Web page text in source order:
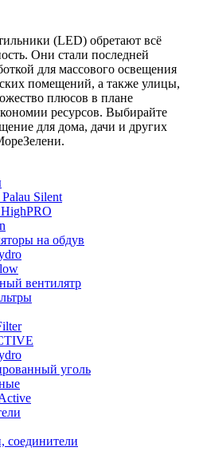
(LED) обретают всё
Они стали последней
для массового освещения
помещений, а также улицы,
плюсов в плане
ресурсов. Выбирайте
для дома, дачи и других
Silent
на обдув
вентилятр
уголь
соединители